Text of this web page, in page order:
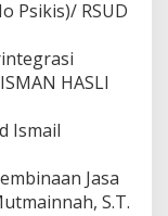
Psikis)/ RSUD
HASLI
Ismail
Jasa
S.T.